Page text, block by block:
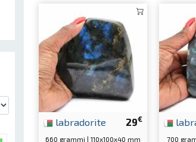
29€
labradorite
660 grammi | 110x100x40 mm 700